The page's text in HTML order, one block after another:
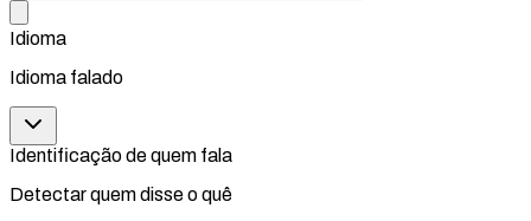
Idioma
Idioma falado
Identificação de quem fala
Detectar quem disse o quê